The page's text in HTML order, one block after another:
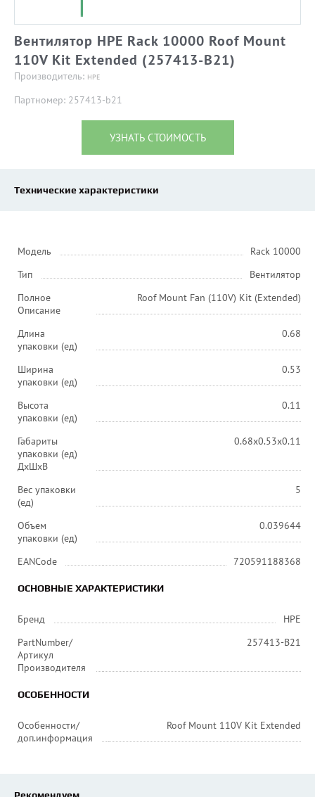
Вентилятор HPE Rack 10000 Roof Mount
110V Kit Extended (257413-B21)
Производитель: HPE
Партномер: 257413-b21
УЗНАТЬ СТОИМОСТЬ
Технические характеристики
Модель
Rack 10000
Тип
Вентилятор
Полное
Описание
Roof Mount Fan (110V) Kit (Extended)
Длина
упаковки (ед)
0.68
Ширина
упаковки (ед)
0.53
Высота
упаковки (ед)
0.11
Габариты
упаковки (ед)
ДхШхВ
0.68x0.53x0.11
Вес упаковки
(ед)
5
Объем
упаковки (ед)
0.039644
EANCode 720591188368
ОСНОВНЫЕ ХАРАКТЕРИСТИКИ
Бренд
HPE
PartNumber/
Артикул
Производителя
257413-B21
ОСОБЕННОСТИ
Особенности/
доп.информация
Roof Mount 110V Kit Extended